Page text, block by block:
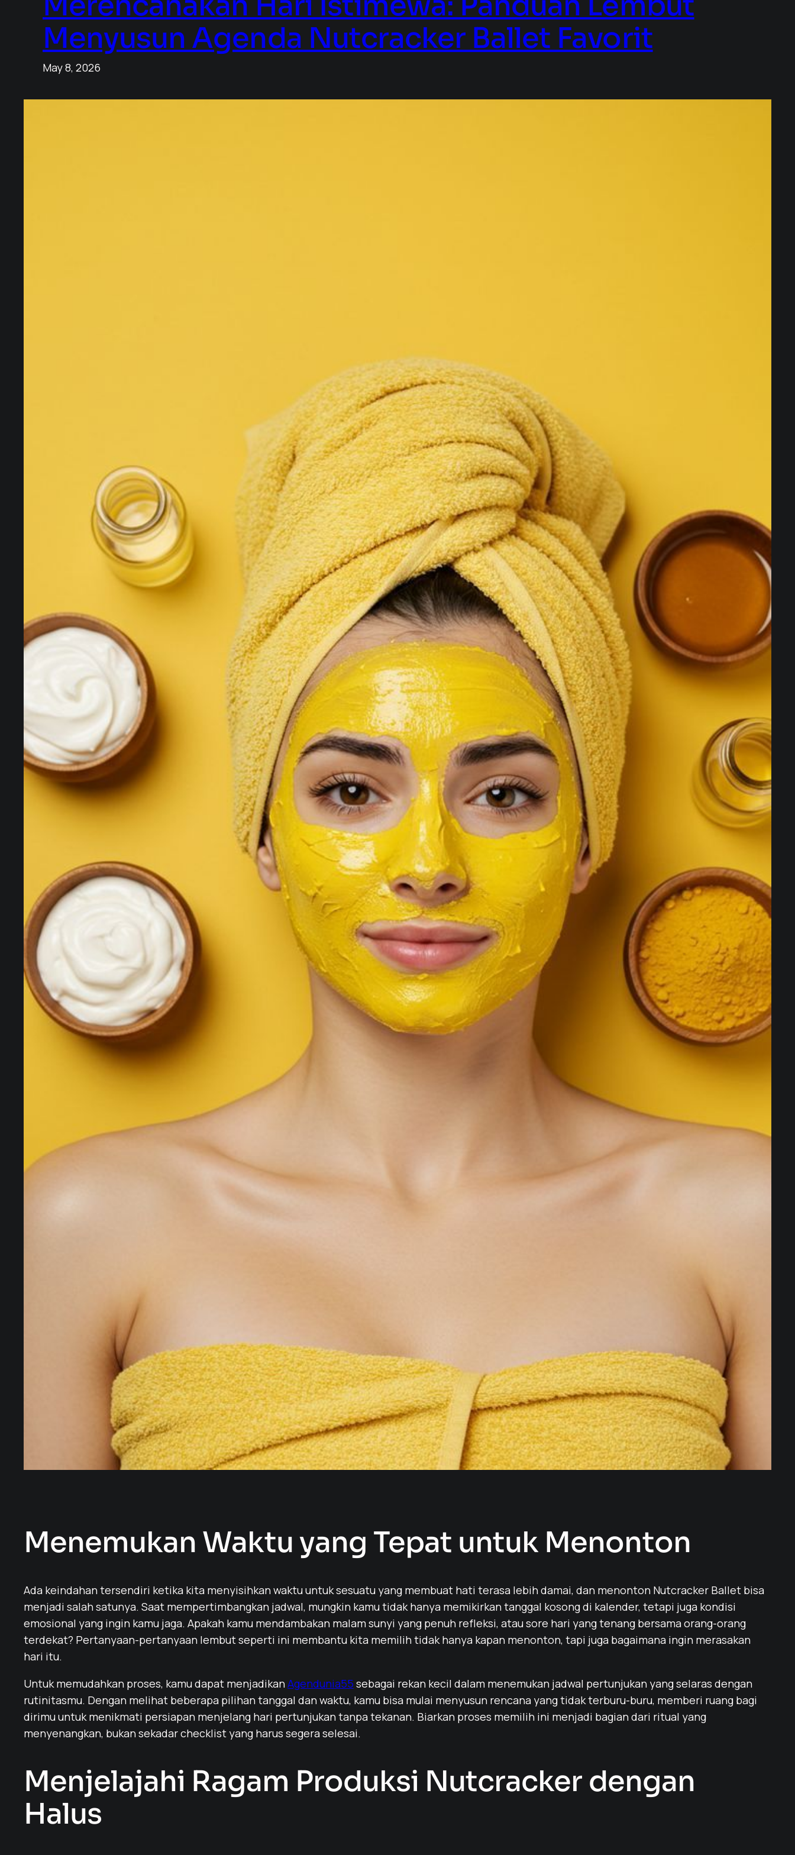
Menyusun Agenda Nutcracker Ballet Favorit
May 8, 2026
Menemukan Waktu yang Tepat untuk Menonton
Ada keindahan tersendiri ketika kita menyisihkan waktu untuk sesuatu yang membuat hati terasa lebih damai, dan menonton Nutcracker Ballet bisa
menjadi salah satunya. Saat mempertimbangkan jadwal, mungkin kamu tidak hanya memikirkan tanggal kosong di kalender, tetapi juga kondisi
emosional yang ingin kamu jaga. Apakah kamu mendambakan malam sunyi yang penuh refleksi, atau sore hari yang tenang bersama orang-orang
terdekat? Pertanyaan-pertanyaan lembut seperti ini membantu kita memilih tidak hanya kapan menonton, tapi juga bagaimana ingin merasakan
hari itu.
Untuk memudahkan proses, kamu dapat menjadikanAgendunia55 sebagai rekan kecil dalam menemukan jadwal pertunjukan yang selaras dengan
rutinitasmu. Dengan melihat beberapa pilihan tanggal dan waktu, kamu bisa mulai menyusun rencana yang tidak terburu-buru, memberi ruang bagi
dirimu untuk menikmati persiapan menjelang hari pertunjukan tanpa tekanan. Biarkan proses memilih ini menjadi bagian dari ritual yang
menyenangkan, bukan sekadar checklist yang harus segera selesai.
Menjelajahi Ragam Produksi Nutcracker dengan
Halus